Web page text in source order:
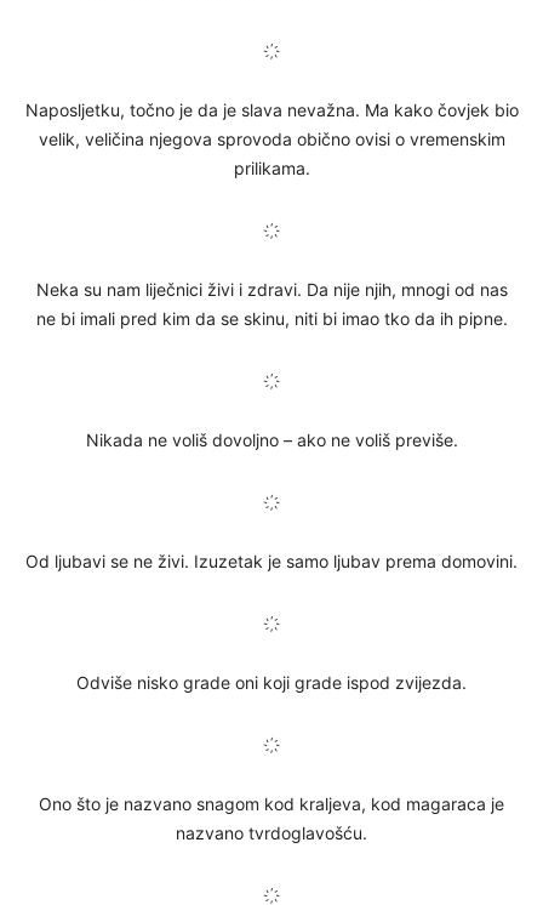
҉
Naposljetku, točno je da je slava nevažna. Ma kako čovjek bio
velik, veličina njegova sprovoda obično ovisi o vremenskim
prilikama.
҉
Neka su nam liječnici živi i zdravi. Da nije njih, mnogi od nas
ne bi imali pred kim da se skinu, niti bi imao tko da ih pipne.
҉
Nikada ne voliš dovoljno – ako ne voliš previše.
҉
Od ljubavi se ne živi. Izuzetak je samo ljubav prema domovini.
҉
Odviše nisko grade oni koji grade ispod zvijezda.
҉
Ono što je nazvano snagom kod kraljeva, kod magaraca je
nazvano tvrdoglavošću.
҉